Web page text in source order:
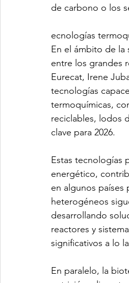
de carbono o los
ecnologías
En el ámbito de la
entre los grandes
Eurecat, Irene
tecnologías
termoquímicas,
reciclables, lodos
clave para 2026.
Estas tecnologías
energético,
en algunos países
heterogéneos
desarrollando
reactores y
significativos a lo
En paralelo, la